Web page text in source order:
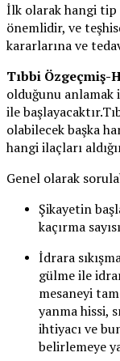
İlk olarak hangi tip
önemlidir, ve
kararlarına ve
Tıbbi Özgeçmiş-
olduğunu anlamak
ile
olabilecek başka
hangi ilaçları
Genel olarak
Şikayetin
kaçırma
İdrara
gülme ile
mesaneyi
yanma hissi,
ihtiyacı ve
belirlemeye